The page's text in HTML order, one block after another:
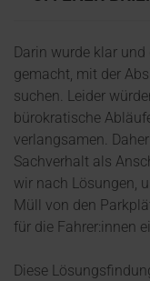
Darin wurde klar
gemacht, mit der
suchen. Leider
bürokratische
verlangsamen.
Sachverhalt als
wir nach Lösungen,
Müll von den
für die Fahrer:innen
Diese